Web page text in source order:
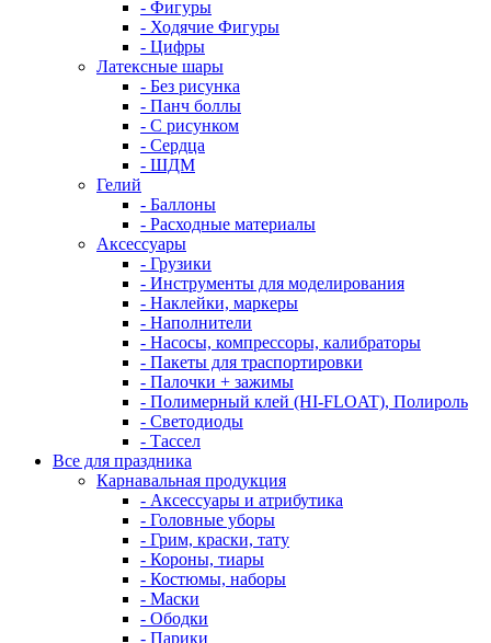
- Фигуры
- Ходячие Фигуры
- Цифры
Латексные шары
- Без рисунка
- Панч боллы
- С рисунком
- Сердца
- ШДМ
Гелий
- Баллоны
- Расходные материалы
Аксессуары
- Грузики
- Инструменты для моделирования
- Наклейки, маркеры
- Наполнители
- Насосы, компрессоры, калибраторы
- Пакеты для траспортировки
- Палочки + зажимы
- Полимерный клей (HI-FLOAT), Полироль
- Светодиоды
- Тассел
Все для праздника
Карнавальная продукция
- Аксессуары и атрибутика
- Головные уборы
- Грим, краски, тату
- Короны, тиары
- Костюмы, наборы
- Маски
- Ободки
- Парики